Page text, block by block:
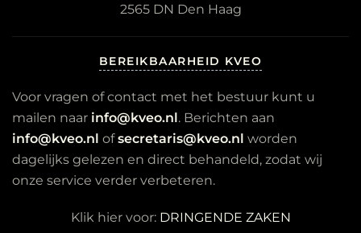
2565 DN Den Haag
BEREIKBAARHEID KVEO
Voor vragen of contact met het bestuur kunt u
mailen naar info@kveo.nl. Berichten aan
info@kveo.nl ofsecretaris@kveo.nl worden
dagelijks gelezen en direct behandeld, zodat wij
onze service verder verbeteren.
Klik hier voor: DRINGENDE ZAKEN